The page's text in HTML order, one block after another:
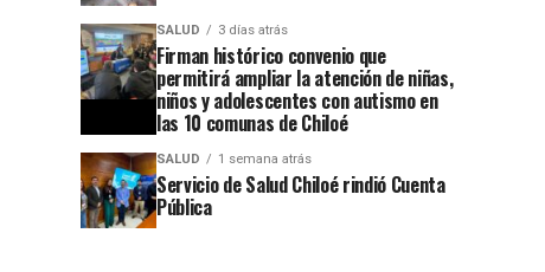
SALUD 3 días atrás
Firman histórico convenio que
permitirá ampliar la atención de niñas,
niños y adolescentes con autismo en
las 10 comunas de Chiloé
SALUD 1 semana atrás
Servicio de Salud Chiloé rindió Cuenta
Pública